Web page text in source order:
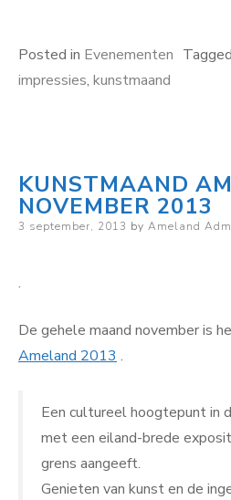
Posted in Evenementen Tagged
impressies, kunstmaand
KUNSTMAAND
NOVEMBER 2013
Posted
3 september, 2013 by Ameland
.
De gehele maand november is
Ameland 2013 .
Een cultureel hoogtepunt in
met een eiland-brede
grens aangeeft.
Genieten van kunst en de